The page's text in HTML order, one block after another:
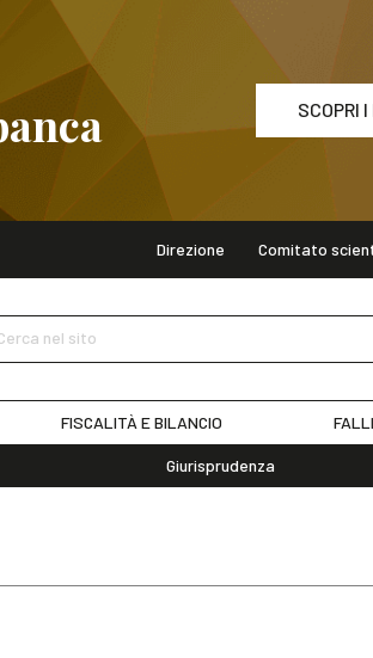
SCOPRI
SCOPRI I DETTAGLIDirezione Comitato
nel sito
FISCALITÀ E BILANCIO
Giurisprudenza